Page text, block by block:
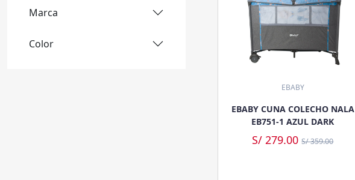
Marca
Color
EBABY
EBABY CUNA COLECHO NALA
EB751-1 AZUL DARK
S/ 279.00S/ 359.00